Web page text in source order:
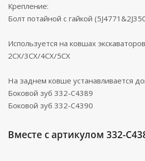
Крепление:
Болт потайной с гайкой
Используется на ковшах
2CX/3CX/4CX/5CX
На заднем ковше устанавливается
Боковой зуб 332-C4389
Боковой зуб 332-C4390
Вместе с артикулом 332-